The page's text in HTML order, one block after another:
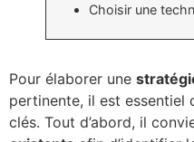
Choisir une
Pour élaborer une
pertinente, il est essentiel
clés. Tout d’abord, il